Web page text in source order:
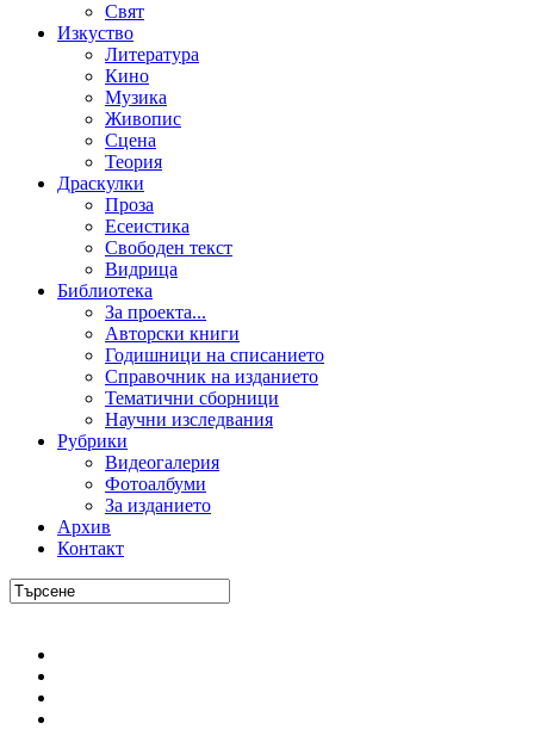
Свят
Изкуство
Литература
Кино
Музика
Живопис
Сцена
Теория
Драскулки
Проза
Есеистика
Свободен текст
Видрица
Библиотека
За проекта...
Авторски книги
Годишници на списанието
Справочник на изданието
Тематични сборници
Научни изследвания
Рубрики
Видеогалерия
Фотоалбуми
За изданието
Архив
Контакт